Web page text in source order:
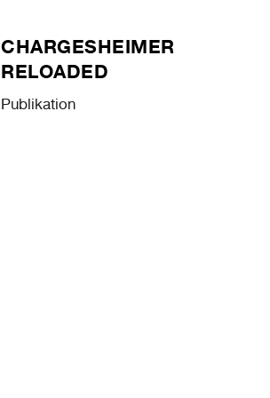
CHARGESHEIMER
RELOADED
Publikation